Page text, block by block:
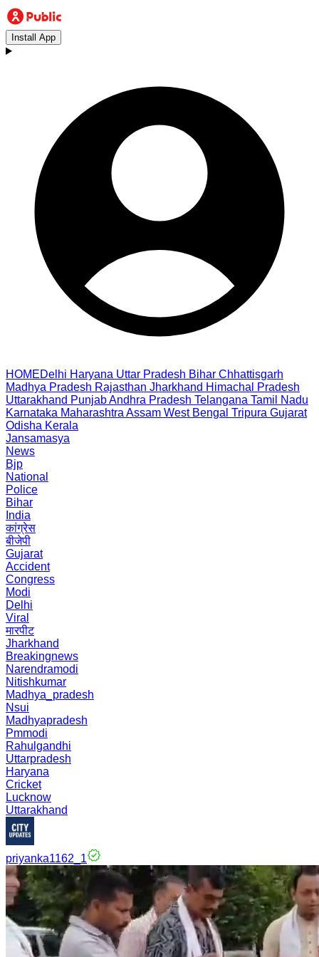
Install App
HOMEDelhi Haryana Uttar Pradesh Bihar Chhattisgarh
Madhya Pradesh Rajasthan Jharkhand Himachal Pradesh
Uttarakhand PunjabAndhra Pradesh Telangana Tamil Nadu
Karnataka Maharashtra Assam West Bengal Tripura Gujarat
Odisha Kerala
Jansamasya
News
Bjp
National
Police
Bihar
India
कांग्रेस
बीजेपी
Gujarat
Accident
Congress
Modi
Delhi
Viral
मारपीट
Jharkhand
Breakingnews
Narendramodi
Nitishkumar
Madhya_pradesh
Nsui
Madhyapradesh
Pmmodi
Rahulgandhi
Uttarpradesh
Haryana
Cricket
Lucknow
Uttarakhand
priyanka1162_1